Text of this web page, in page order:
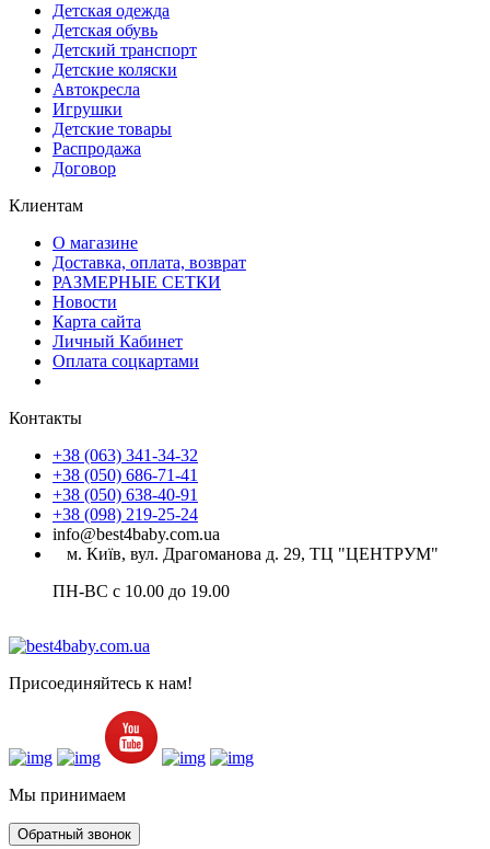
Детская одежда
Детская обувь
Детский транспорт
Детские коляски
Автокресла
Игрушки
Детские товары
Распродажа
Договор
Клиентам
О магазине
Доставка, оплата, возврат
РАЗМЕРНЫЕ СЕТКИ
Новости
Карта сайта
Личный Кабинет
Оплата соцкартами
Контакты
+38 (063) 341-34-32
+38 (050) 686-71-41
+38 (050) 638-40-91
+38 (098) 219-25-24
info@best4baby.com.ua
м. Київ, вул. Драгоманова д. 29, ТЦ "ЦЕНТРУМ"
ПН-ВС с 10.00 до 19.00
Присоединяйтесь к нам!
Мы принимаем
Обратный звонок